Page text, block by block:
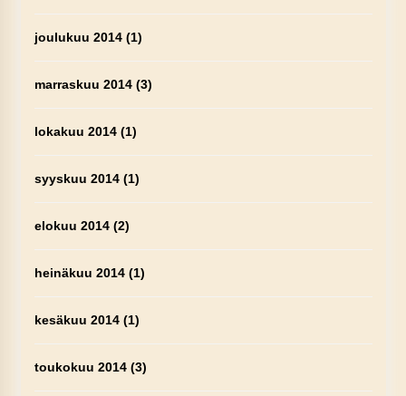
joulukuu 2014(1)
marraskuu 2014(3)
lokakuu 2014(1)
syyskuu 2014(1)
elokuu 2014(2)
heinäkuu 2014(1)
kesäkuu 2014(1)
toukokuu 2014(3)